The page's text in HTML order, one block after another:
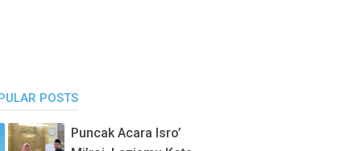
POSTS
Puncak Acara Isro’